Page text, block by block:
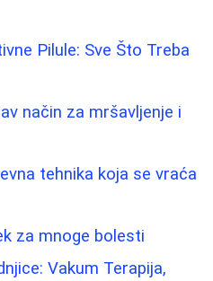
Pilule: Sve Što Treba
način za mršavljenje i
tehnika koja se vraća
za mnoge bolesti
Vakum Terapija,